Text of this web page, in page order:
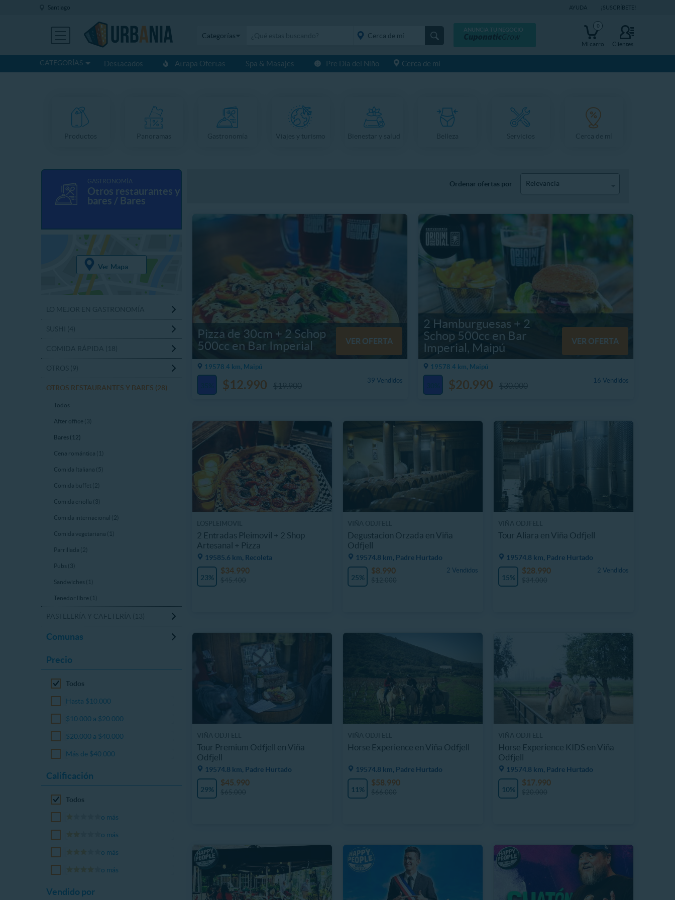
Santiago AYUDA ¡SUSCRÍBETE!
CATEGORÍAS
ANUNCIA TU NEGOCIO
Clientes
Categorías
placeholder="Todo el
0
Mi carro
Destacados Atrapa Ofertas Spa & Masajes Pre Día del Niño Cerca de mí
GASTRONOMÍA
Otros restaurantes y
bares / Bares
Ver Mapa
OTROS RESTAURANTES Y BARES (28)
Todos
After office (3)
Bares (12)
Cena romántica (1)
Comida Italiana (5)
Comida buffet (2)
Comida criolla (3)
Comida internacional (2)
Comida vegetariana (1)
Parrillada (2)
Pubs (3)
Sandwiches (1)
Tenedor libre (1)
Comunas
Precio
Todos
Hasta $10.000
$10.000 a $20.000
$20.000 a $40.000
Más de $40.000
Calificación
Todos
o más
o más
o más
o más
Vendido por
Ordenar ofertas por Relevancia
Pizza de 30cm + 2 Schop
500cc en Bar Imperial
VER OFERTA
19578.4 km, Maipú
39 Vendidos
$12.990
2 Hamburguesas + 2
Schop 500cc en Bar
Imperial, Maipú
VER OFERTA
19578.4 km, Maipú
16 Vendidos
$20.990
2 Entradas Pleimovil + 2 Shop
Artesanal + Pizza
19585.6 km, Recoleta
23%
$34.990
Degustacion Orzada en Viña
Odfjell
19574.8 km, Padre Hurtado
25%
2 Vendidos
$8.990
Tour Aliara en Viña Odfjell
19574.8 km, Padre Hurtado
15%
2 Vendidos
$28.990
Tour Premium Odfjell en Viña
Odfjell
19574.8 km, Padre Hurtado
29%
$45.990
Horse Experience en Viña Odfjell
19574.8 km, Padre Hurtado
11%
$58.990
Horse Experience KIDS en Viña
Odfjell
19574.8 km, Padre Hurtado
10%
$17.990